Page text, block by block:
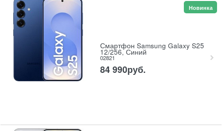
Смартфон Samsung Galaxy S25
12/256, Синий
02821
84 990руб.
Новинка